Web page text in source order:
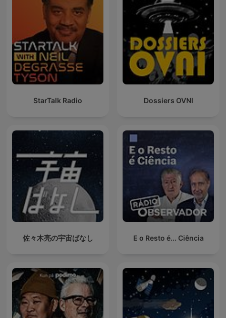
StarTalk Radio Dossiers OVNI
佐々木亮の宇宙ばなし E o Resto é... Ciência